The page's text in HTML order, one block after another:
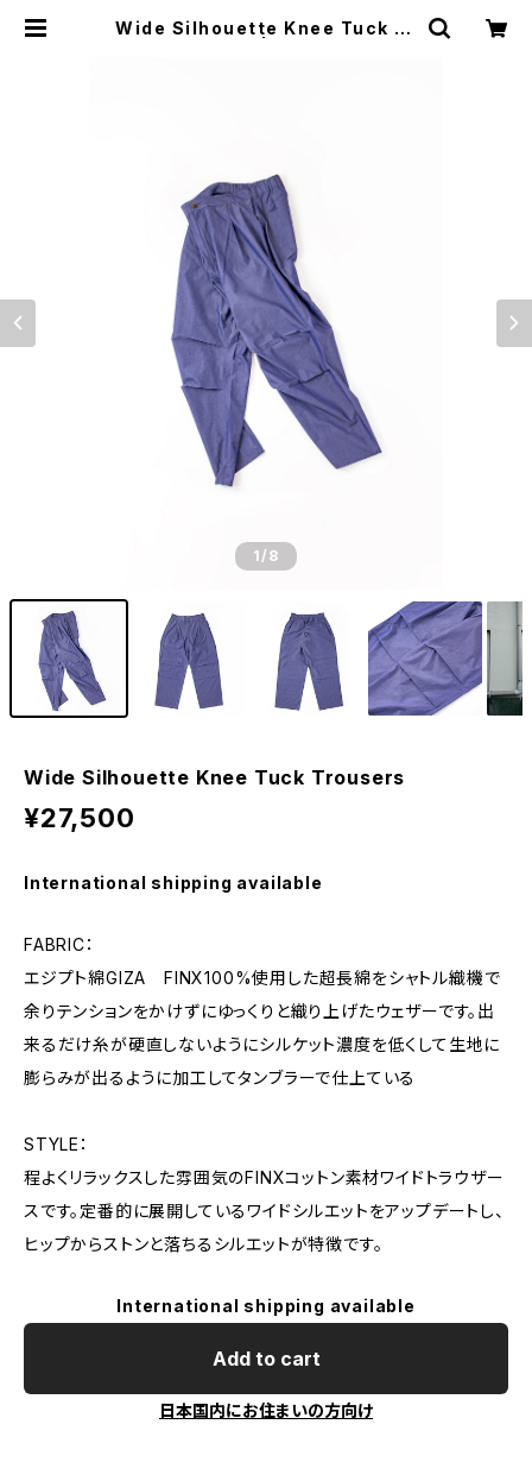
Wide Silhouette Knee Tuck Tr
1/8
Wide Silhouette Knee Tuck Trousers
¥27,500
International shipping available
FABRIC：
エジプト綿GIZA FINX100%使用した超長綿をシャトル織機で
余りテンションをかけずにゆっくりと織り上げたウェザーです。出
来るだけ糸が硬直しないようにシルケット濃度を低くして生地に
膨らみが出るように加工してタンブラーで仕上ている
STYLE：
程よくリラックスした雰囲気のFINXコットン素材ワイドトラウザー
スです。定番的に展開しているワイドシルエットをアップデートし、
ヒップからストンと落ちるシルエットが特徴です。
International shipping available
Add to cart
日本国内にお住まいの方向け